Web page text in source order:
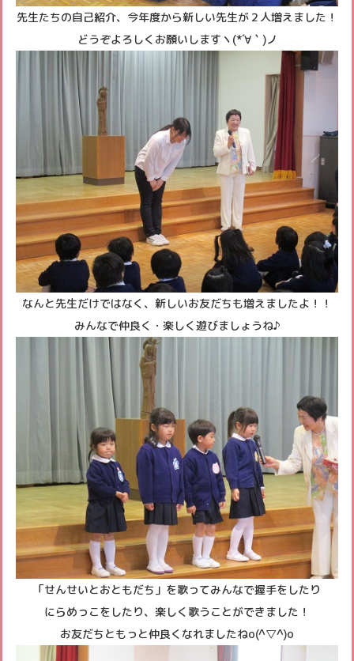
先生たちの自己紹介、今年度から新しい先生が２人増えました！
どうぞよろしくお願いしますヽ(*´∀｀)ノ
なんと先生だけではなく、新しいお友だちも増えましたよ！！
みんなで仲良く・楽しく遊びましょうね♪
「せんせいとおともだち」を歌ってみんなで握手をしたり
にらめっこをしたり、楽しく歌うことができました！
お友だちともっと仲良くなれましたねo(^▽^)o